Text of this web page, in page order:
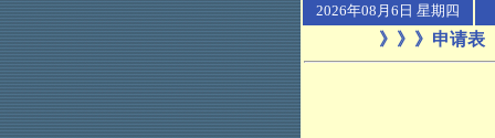
2026年08月6日 星期四
》》》申请表